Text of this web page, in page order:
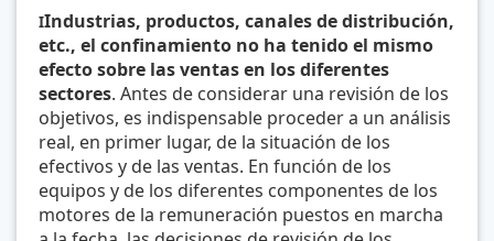
IIndustrias, productos, canales de distribución,
etc., el confinamiento no ha tenido el mismo
efecto sobre las ventas en los diferentes
sectores. Antes de considerar una revisión de los
objetivos, es indispensable proceder a un análisis
real, en primer lugar, de la situación de los
efectivos y de las ventas. En función de los
equipos y de los diferentes componentes de los
motores de la remuneración puestos en marcha